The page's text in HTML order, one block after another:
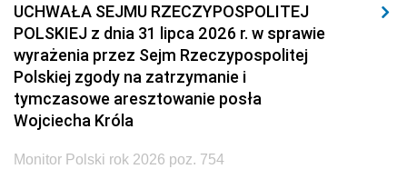
UCHWAŁA SEJMU RZECZYPOSPOLITEJ
POLSKIEJ z dnia 31 lipca 2026 r. w sprawie
wyrażenia przez Sejm Rzeczypospolitej
Polskiej zgody na zatrzymanie i
tymczasowe aresztowanie posła
Wojciecha Króla
Monitor Polski rok 2026 poz. 754